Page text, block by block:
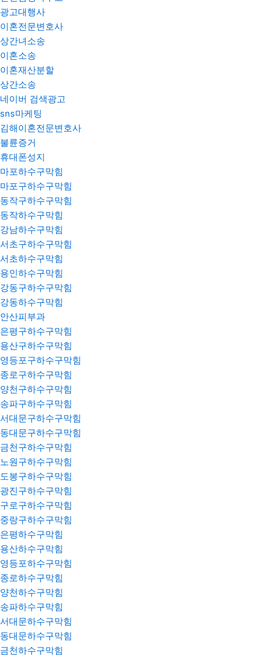
광고대행사
이혼전문변호사
상간녀소송
이혼소송
이혼재산분할
상간소송
네이버 검색광고
sns마케팅
김해이혼전문변호사
불륜증거
휴대폰성지
마포하수구막힘
마포구하수구막힘
동작구하수구막힘
동작하수구막힘
강남하수구막힘
서초구하수구막힘
서초하수구막힘
용인하수구막힘
강동구하수구막힘
강동하수구막힘
안산피부과
은평구하수구막힘
용산구하수구막힘
영등포구하수구막힘
종로구하수구막힘
양천구하수구막힘
송파구하수구막힘
서대문구하수구막힘
동대문구하수구막힘
금천구하수구막힘
노원구하수구막힘
도봉구하수구막힘
광진구하수구막힘
구로구하수구막힘
중랑구하수구막힘
은평하수구막힘
용산하수구막힘
영등포하수구막힘
종로하수구막힘
양천하수구막힘
송파하수구막힘
서대문하수구막힘
동대문하수구막힘
금천하수구막힘